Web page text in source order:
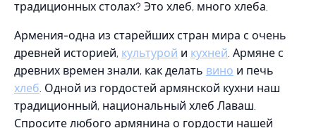
традиционных столах? Это хлеб, много хлеба.
Армения-одна из старейших стран мира с очень
древней историей, культурой и кухней. Армяне с
древних времен знали, как делать вино и печь
хлеб. Одной из гордостей армянской кухни наш
традиционный, национальный хлеб Лаваш.
Спросите любого армянина о гордости нашей